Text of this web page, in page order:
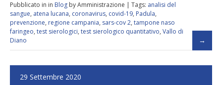
Pubblicato in in Blog by Amministrazione | Tags: analisi del
sangue, atena lucana, coronavirus, covid-19, Padula,
prevenzione, regione campania, sars-cov 2, tampone naso
faringeo, test sierologici, test sierologico quantitativo, Vallo di
Diano
29 Settembre 2020